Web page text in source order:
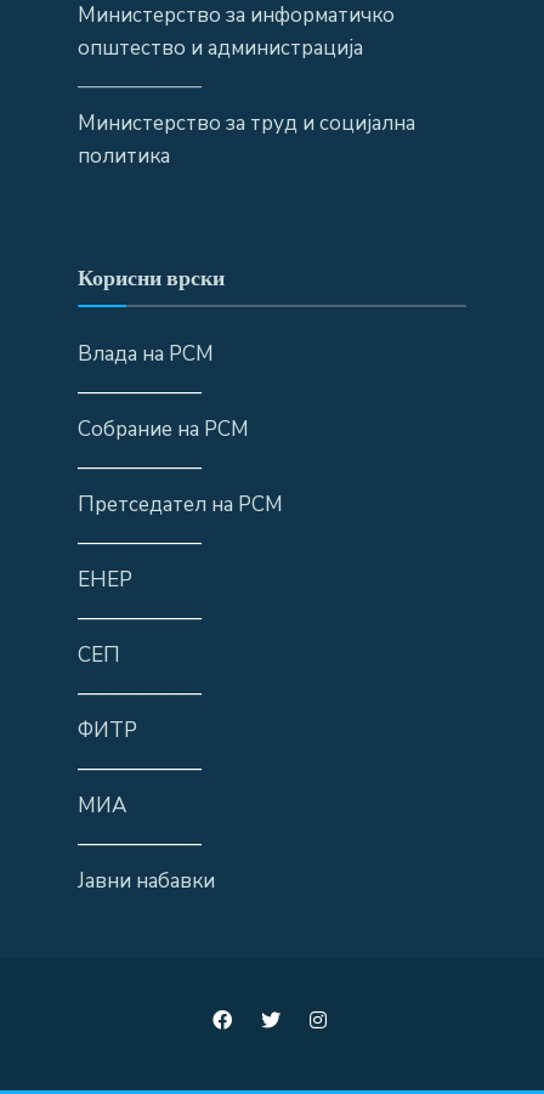
Министерство за информатичко
општество и администрација
——————
Министерство за труд и социјална
политика
Корисни врски
Влада на РСМ
——————
Собрание на РСМ
——————
Претседател на РСМ
——————
ЕНЕР
——————
СЕП
——————
ФИТР
——————
МИА
——————
Јавни набавки